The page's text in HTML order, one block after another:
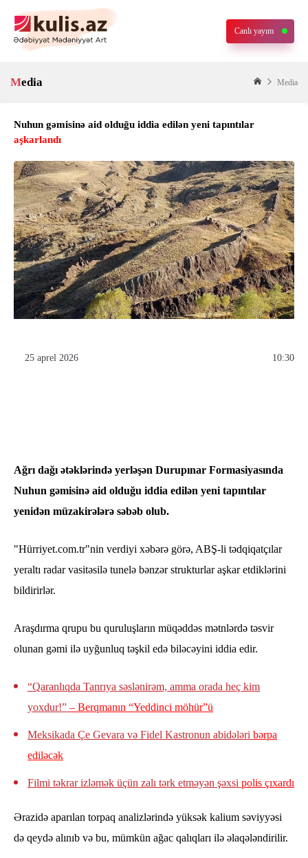
Canlı yayım
Media Media
Nuhun gəmisinə aid olduğu iddia edilən yeni tapıntılar
aşkarlandı
25 aprel 2026 10:30
Ağrı dağı ətəklərində yerləşən Durupınar Formasiyasında
Nuhun gəmisinə aid olduğu iddia edilən yeni tapıntılar
yenidən müzakirələrə səbəb olub.
"Hürriyet.com.tr"nin verdiyi xəbərə görə, ABŞ-li tədqiqatçılar
yeraltı radar vasitəsilə tunelə bənzər strukturlar aşkar etdiklərini
bildirirlər.
Araşdırma qrupu bu quruluşların müqəddəs mətnlərdə təsvir
olunan gəmi ilə uyğunluq təşkil edə biləcəyini iddia edir.
“Qaranlıqda Tanrıya səslənirəm, amma orada heç kim
yoxdur!” – Berqmanın “Yeddinci möhür”ü
Meksikada Çe Gevara və Fidel Kastronun abidələri bərpa
ediləcək
Filmi təkrar izləmək üçün zalı tərk etməyən şəxsi polis çıxardı
Ərazidə aparılan torpaq analizlərində yüksək kalium səviyyəsi
də qeydə alınıb və bu, mümkün ağac qalıqları ilə əlaqələndirilir.